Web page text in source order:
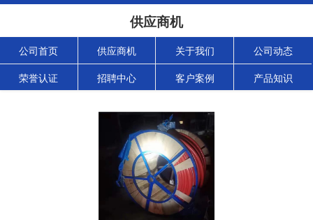
供应商机
公司首页 供应商机 关于我们 公司动态
荣誉认证 招聘中心 客户案例 产品知识